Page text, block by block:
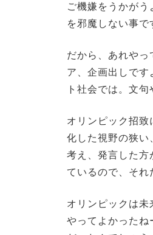
ご機嫌をうかが
を邪魔しない事
だから、あれや
ア、企画出しで
ト社会では。文
オリンピック招
化した視野の狭い
考え、発言した
ているので、それ
オリンピックは
やってよかった